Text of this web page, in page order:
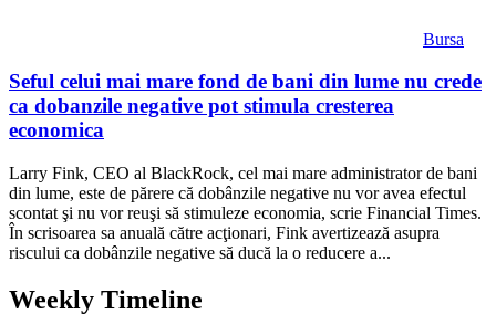
Bursa
Seful celui mai mare fond de bani din lume nu crede
ca dobanzile negative pot stimula cresterea
economica
Larry Fink, CEO al BlackRock, cel mai mare administrator de bani
din lume, este de părere că dobânzile negative nu vor avea efectul
scontat şi nu vor reuşi să stimuleze economia, scrie Financial Times.
În scrisoarea sa anuală către acţionari, Fink avertizează asupra
riscului ca dobânzile negative să ducă la o reducere a...
Weekly Timeline